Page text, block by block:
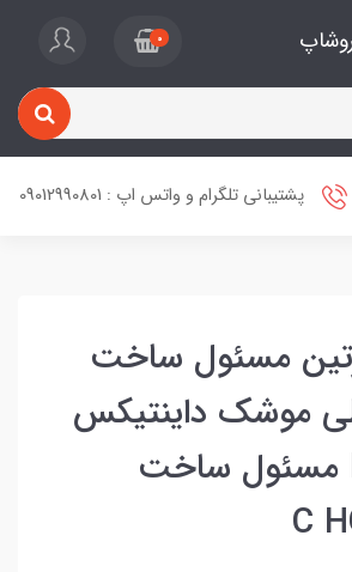
0
پشتیبانی تلگرام و واتس اپ : 09012990801
مسئول ساخت
موشک داینتیکس
Dynetics مسئول ساخت